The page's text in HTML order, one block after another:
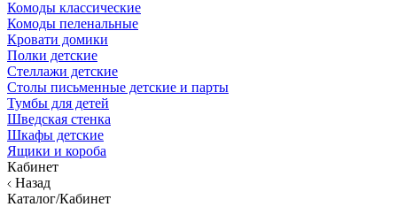
Комоды классические
Комоды пеленальные
Кровати домики
Полки детские
Стеллажи детские
Столы письменные детские и парты
Тумбы для детей
Шведская стенка
Шкафы детские
Ящики и короба
Кабинет
Назад
Каталог/Кабинет